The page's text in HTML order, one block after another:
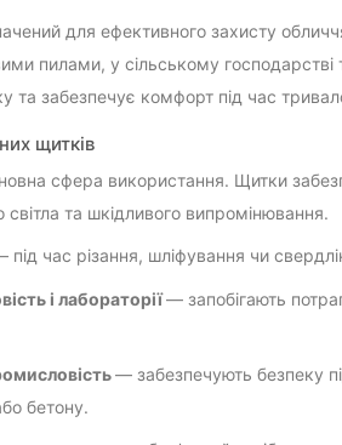
для ефективного захисту
пилами, у сільському господарстві
та забезпечує комфорт під час
щитків
сфера використання. Щитки
та шкідливого випромінювання.
під час різання, шліфування чи
і лабораторії— запобігають
— забезпечують безпеку
бетону.